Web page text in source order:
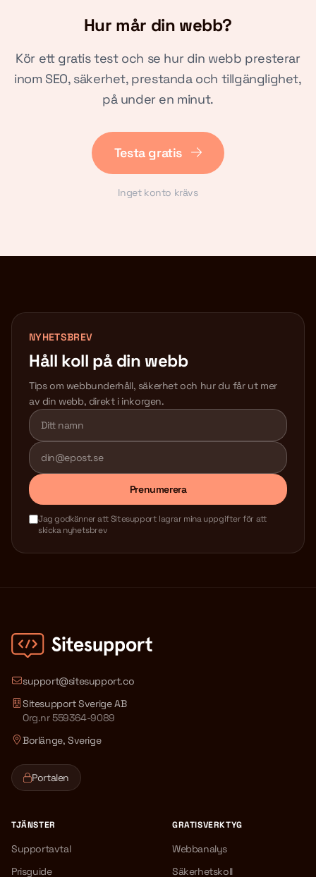
Hur mår din webb?
Kör ett gratis test och se hur din webb presterar
inom SEO, säkerhet, prestanda och tillgänglighet,
på under en minut.
Testa gratis
Inget konto krävs
NYHETSBREV
Håll koll på din webb
Tips om webbunderhåll, säkerhet och hur du får ut mer
av din webb, direkt i inkorgen.
Lämna detta fält tomt
Prenumerera
Jag godkänner att Sitesupport lagrar mina uppgifter för att
skicka nyhetsbrev
support@sitesupport.co
Sitesupport Sverige AB
Org.nr 559364-9089
Borlänge, Sverige
Portalen
TJÄNSTER
Supportavtal
Prisguide
GRATISVERKTYG
Webbanalys
Säkerhetskoll